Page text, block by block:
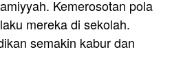
Kemerosotan pola
mereka di sekolah.
semakin kabur dan